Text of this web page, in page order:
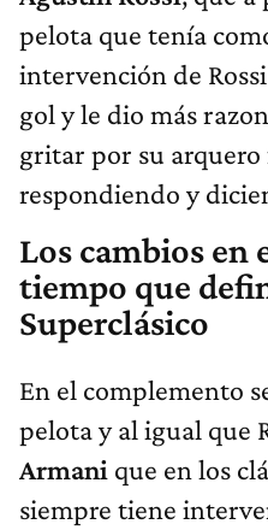
pelota que tenía
intervención de
gol y le dio más
gritar por su
respondiendo y
Los cambios en
tiempo que
Superclásico
En el complemento
pelota y al igual que
Armani que en los
siempre tiene